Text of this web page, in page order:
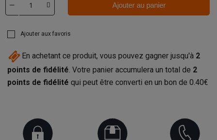
Ajouter au panier
Ajouter aux favoris
En achetant ce produit, vous pouvez gagner jusqu'à 2
points de fidélité. Votre panier accumulera un total de 2
points de fidélité qui peut être converti en un bon de 0.40€